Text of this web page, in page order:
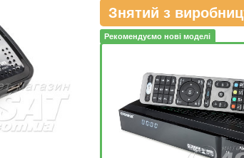
Знятий з
Рекомендуємо нові моделі